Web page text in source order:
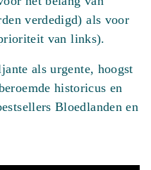
verdedigd) als voor
van links).
als urgente, hoogst
historicus en
Bloedlanden en